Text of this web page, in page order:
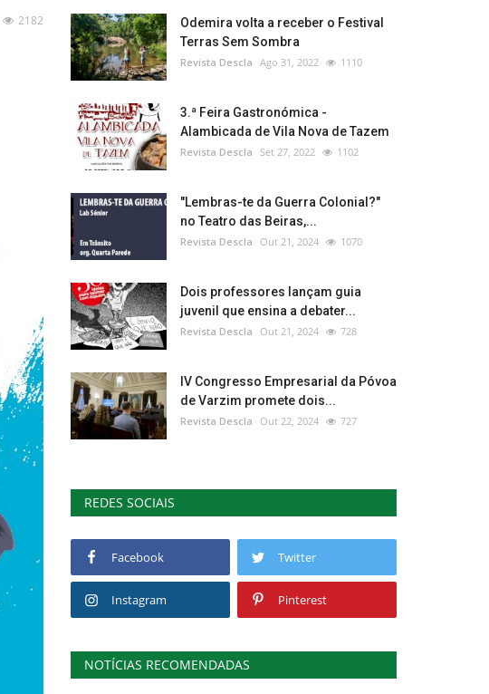
2182
Odemira volta a receber o Festival
Terras Sem Sombra
Revista Descla Ago 31, 2022 1110
3.ª Feira Gastronómica -
Alambicada de Vila Nova de Tazem
Revista Descla Set 27, 2022 1102
"Lembras-te da Guerra Colonial?"
no Teatro das Beiras,...
Revista Descla Out 21, 2024 1070
Dois professores lançam guia
juvenil que ensina a debater...
Revista Descla Out 21, 2024 728
IV Congresso Empresarial da Póvoa
de Varzim promete dois...
Revista Descla Out 22, 2024 727
REDES SOCIAIS
Facebook Twitter
Instagram Pinterest
NOTÍCIAS RECOMENDADAS